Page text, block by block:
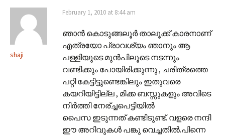
shaji
February 1, 2010 at 8:44 am
ഞാന്‍ കൊടുങ്ങലൂര്‍ താലൂക്ക് കാരനാണ്
എത്രയോ പ്രാവശ്യം ഞാനും ആ
പള്ളിയുടെ മുന്‍പിലൂടെ നടന്നും
വണ്ടിക്കും പോയിരിക്കുന്നു , ചരിത്രത്തെ
പറ്റി കേട്ടിട്ടുണ്ടെങ്കിലും ഇതുവരെ
കയറിയിട്ടില്ല , മിക്ക ബസ്സുകളും അവിടെ
നിര്‍ത്തി നേര്ച്ചപെട്ടിയില്‍
പൈസ ഇടുന്നത് കണ്ടിടുണ്ട്. വളരെ നന്ദി
ഈ അറിവുകള്‍ പങ്കു വെച്ചതില്‍.പിന്നെ